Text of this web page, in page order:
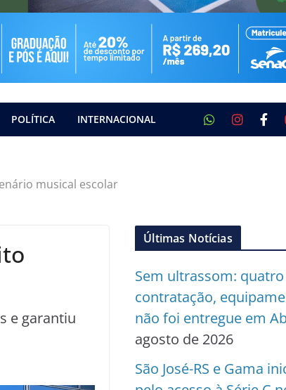
POLÍTICA INTERNACIONAL
musical escolar
e garantiu
Últimas Notícias
Sem ultrassom:
contratação,
não foi entregue em
agosto de 2026
São José-RS e Gama